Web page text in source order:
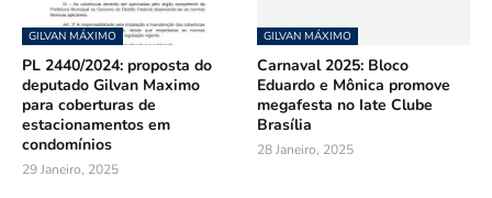
GILVAN MÁXIMO
PL 2440/2024: proposta do
deputado Gilvan Maximo
para coberturas de
estacionamentos em
condomínios
29 Janeiro, 2025
GILVAN MÁXIMO
Carnaval 2025: Bloco
Eduardo e Mônica promove
megafesta no Iate Clube
Brasília
28 Janeiro, 2025